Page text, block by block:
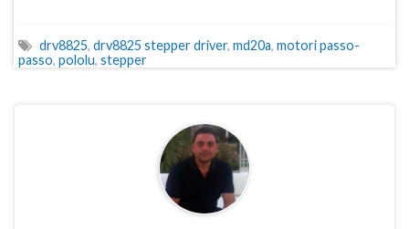
drv8825, drv8825 stepper driver, md20a, motori passo-
passo, pololu, stepper